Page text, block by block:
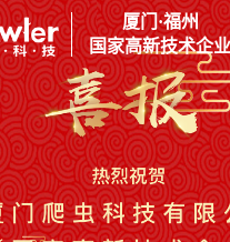
厦门·福州
国家高新技术企业